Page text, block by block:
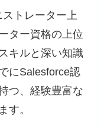
トレーター上
ター資格の上位
キルと深い知識
にSalesforce認
つ、経験豊富な
す。